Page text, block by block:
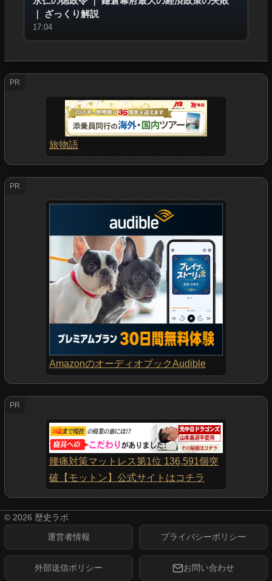
｜
ざっくり解説
17:04
PR
旅物語
PR
AmazonのオーディオブックAudible
PR
腰痛対策マットレス第1位 136,591個突
破【モットン】公式サイトはコチラ
© 2026 歴史ラボ
運営者情報 プライバシーポリシー
外部送信ポリシー お問い合わせ